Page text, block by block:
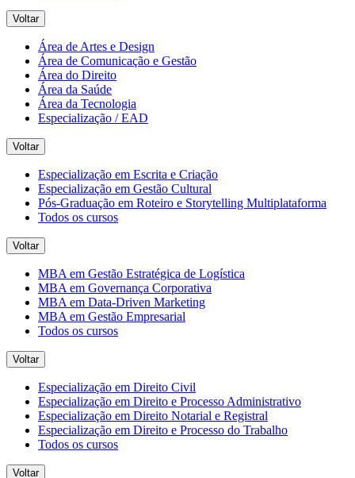
Voltar
Área de Artes e Design
Área de Comunicação e Gestão
Área do Direito
Área da Saúde
Área da Tecnologia
Especialização / EAD
Voltar
Especialização em Escrita e Criação
Especialização em Gestão Cultural
Pós-Graduação em Roteiro e Storytelling Multiplataforma
Todos os cursos
Voltar
MBA em Gestão Estratégica de Logística
MBA em Governança Corporativa
MBA em Data-Driven Marketing
MBA em Gestão Empresarial
Todos os cursos
Voltar
Especialização em Direito Civil
Especialização em Direito e Processo Administrativo
Especialização em Direito Notarial e Registral
Especialização em Direito e Processo do Trabalho
Todos os cursos
Voltar